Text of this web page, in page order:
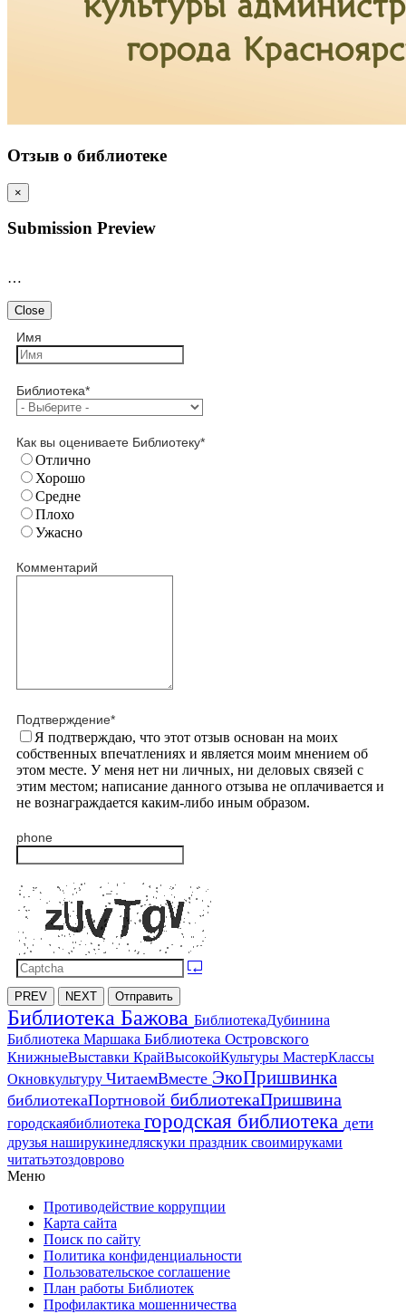
Отзыв о библиотеке
×
Submission Preview
…
Close
Имя
Библиотека*
Как вы оцениваете Библиотеку*
Отлично
Хорошо
Средне
Плохо
Ужасно
Комментарий
Подтверждение*
Я подтверждаю, что этот отзыв основан на моих
собственных впечатлениях и является моим мнением об
этом месте. У меня нет ни личных, ни деловых связей с
этим местом; написание данного отзыва не оплачивается и
не вознаграждается каким-либо иным образом.
phone
PREV NEXT Отправить
Библиотека Бажова БиблиотекаДубинина
Библиотека Маршака Библиотека Островского
КнижныеВыставки КрайВысокойКультуры МастерКлассы
Окновкультуру ЧитаемВместе ЭкоПришвинка
библиотекаПортновой библиотекаПришвина
городскаябиблиотека городская библиотека дети
друзья наширукинедляскуки праздник своимируками
читатьэтоздоврово
Меню
Противодействие коррупции
Карта сайта
Поиск по сайту
Политика конфиденциальности
Пользовательское соглашение
План работы Библиотек
Профилактика мошенничества